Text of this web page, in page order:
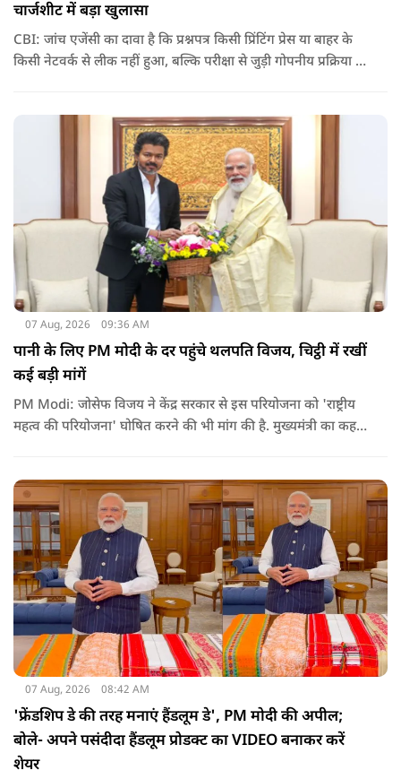
चार्जशीट में बड़ा खुलासा
CBI: जांच एजेंसी का दावा है कि प्रश्नपत्र किसी प्रिंटिंग प्रेस या बाहर के
किसी नेटवर्क से लीक नहीं हुआ, बल्कि परीक्षा से जुड़ी गोपनीय प्रक्रिया में
07 Aug, 2026 09:36 AM
पानी के लिए PM मोदी के दर पहुंचे थलपति विजय, चिट्ठी में रखीं
कई बड़ी मांगें
PM Modi: जोसेफ विजय ने केंद्र सरकार से इस परियोजना को 'राष्ट्रीय
महत्व की परियोजना' घोषित करने की भी मांग की है. मुख्यमंत्री का कहना
की समस्या को काफी हद तक कम किया जा सकता है.
07 Aug, 2026 08:42 AM
'फ्रेंडशिप डे की तरह मनाएं हैंडलूम डे', PM मोदी की अपील;
बोले- अपने पसंदीदा हैंडलूम प्रोडक्ट का VIDEO बनाकर करें
शेयर